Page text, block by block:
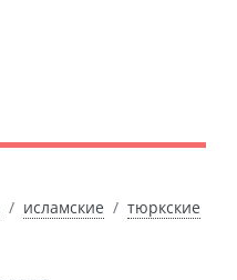
исламские
тюркские